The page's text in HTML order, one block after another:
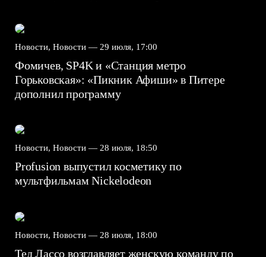
Новости, Новости — 29 июля, 17:00
Фомичев, SP4K и «Станция метро
Горьковская»: «Пикник Афиши» в Питере
дополнил программу
Новости, Новости — 28 июля, 18:50
Profusion выпустил косметику по
мультфильмам Nickelodeon
Новости, Новости — 28 июля, 18:00
Тед Лассо возглавляет женскую команду по